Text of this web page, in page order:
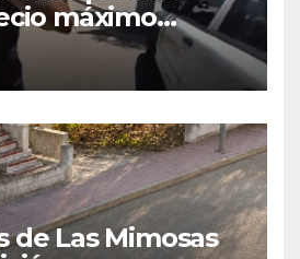
máximo
llevar un cuchillo
con agentes del
Los Ángeles
Gateway
Cullen
de Las Mimosas